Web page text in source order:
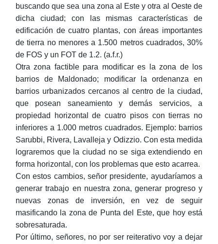
buscando que sea una zona al Este y otra al Oeste de
dicha ciudad; con las mismas características de
edificación de cuatro plantas, con áreas importantes
de tierra no menores a 1.500 metros cuadrados, 30%
de FOS y un FOT de 1.2. (a.f.r.)
Otra zona factible para modificar es la zona de los
barrios de Maldonado; modificar la ordenanza en
barrios urbanizados cercanos al centro de la ciudad,
que posean saneamiento y demás servicios, a
propiedad horizontal de cuatro pisos con tierras no
inferiores a 1.000 metros cuadrados. Ejemplo: barrios
Sarubbi, Rivera, Lavalleja y Odizzio. Con esta medida
lograremos que la ciudad no se siga extendiendo en
forma horizontal, con los problemas que esto acarrea.
Con estos cambios, señor presidente, ayudaríamos a
generar trabajo en nuestra zona, generar progreso y
nuevas zonas de inversión, en vez de seguir
masificando la zona de Punta del Este, que hoy está
sobresaturada.
Por último, señores, no por ser reiterativo voy a dejar